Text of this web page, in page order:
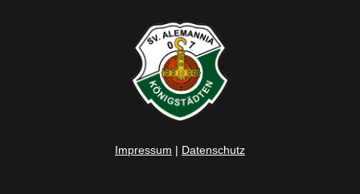
Impressum | Datenschutz